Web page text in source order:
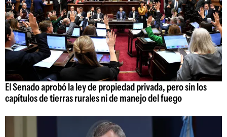
El Senado aprobó la ley de propiedad privada, pero sin los
capítulos de tierras rurales ni de manejo del fuego